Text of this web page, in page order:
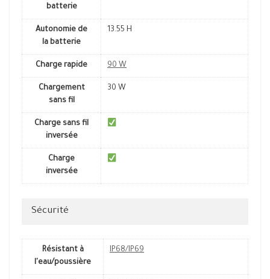
batterie
Autonomie de
la batterie
13.55 H
Charge rapide 90 W
Chargement
sans fil
30 W
Charge sans fil
inversée
Charge
inversée
Sécurité
Résistant à
l'eau/poussière
IP68/IP69